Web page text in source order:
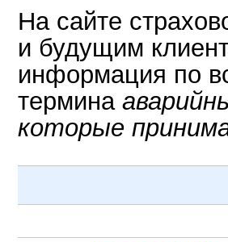
На сайте
и будущим
информация по
термина
которые